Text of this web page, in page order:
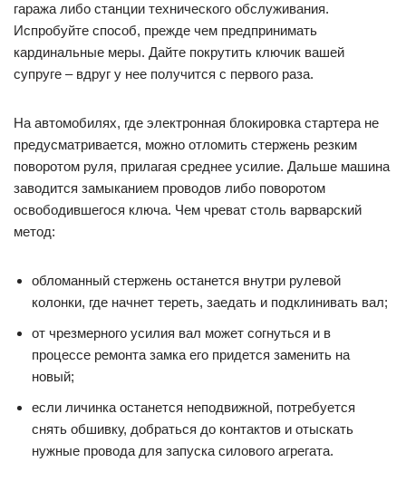
гаража либо станции технического обслуживания.
Испробуйте способ, прежде чем предпринимать
кардинальные меры. Дайте покрутить ключик вашей
супруге – вдруг у нее получится с первого раза.
На автомобилях, где электронная блокировка стартера не
предусматривается, можно отломить стержень резким
поворотом руля, прилагая среднее усилие. Дальше машина
заводится замыканием проводов либо поворотом
освободившегося ключа. Чем чреват столь варварский
метод:
обломанный стержень останется внутри рулевой
колонки, где начнет тереть, заедать и подклинивать вал;
от чрезмерного усилия вал может согнуться и в
процессе ремонта замка его придется заменить на
новый;
если личинка останется неподвижной, потребуется
снять обшивку, добраться до контактов и отыскать
нужные провода для запуска силового агрегата.